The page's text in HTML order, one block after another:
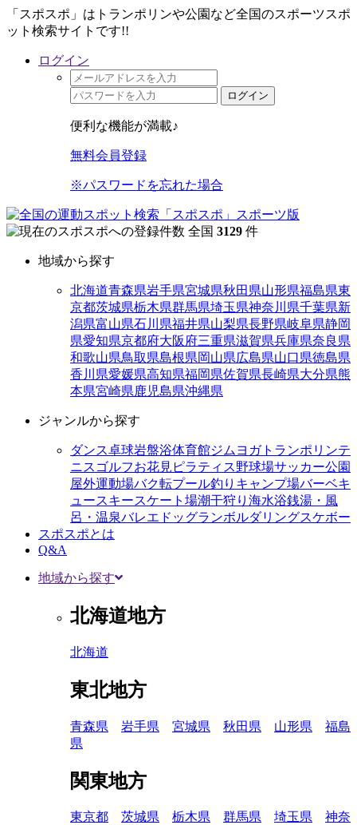
「スポスポ」はトランポリンや公園など全国のスポーツスポ
ット検索サイトです!!
ログイン
ログイン
便利な機能が満載♪
無料会員登録
※パスワードを忘れた場合
全国 3129 件
地域から探す
北海道青森県岩手県宮城県秋田県山形県福島県東
京都茨城県栃木県群馬県埼玉県神奈川県千葉県新
潟県富山県石川県福井県山梨県長野県岐阜県静岡
県愛知県京都府大阪府三重県滋賀県兵庫県奈良県
和歌山県鳥取県島根県岡山県広島県山口県徳島県
香川県愛媛県高知県福岡県佐賀県長崎県大分県熊
本県宮崎県鹿児島県沖縄県
ジャンルから探す
ダンス卓球岩盤浴体育館ジム ヨガトランポリンテ
ニス ゴルフお花見 ピラティス野球場サッカー公園
屋外運動場バク転プール釣り キャンプ場バーベキ
ュースキースケート場潮干狩り 海水浴銭湯・風
呂・温泉バレエ ドッグランボルダリングスケボー
スポスポとは
Q&A
地域から探す
北海道地方
北海道
東北地方
青森県 岩手県 宮城県 秋田県 山形県
福島
県
関東地方
東京都 茨城県 栃木県 群馬県 埼玉県
神奈